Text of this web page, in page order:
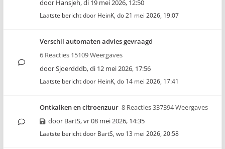
door Hansjeh,di 19 mei 2026, 12:50
Laatste bericht door HeinK, do 21 mei 2026, 19:07
Verschil automaten advies gevraagd
6 Reacties 15109 Weergaves
doorSjoerdddb,di 12 mei 2026, 17:56
Laatste bericht door HeinK, do 14 mei 2026, 17:41
Ontkalken en citroenzuur 8 Reacties 337394 Weergaves
door BartS,vr 08 mei 2026, 14:35
Laatste bericht door BartS, wo 13 mei 2026, 20:58